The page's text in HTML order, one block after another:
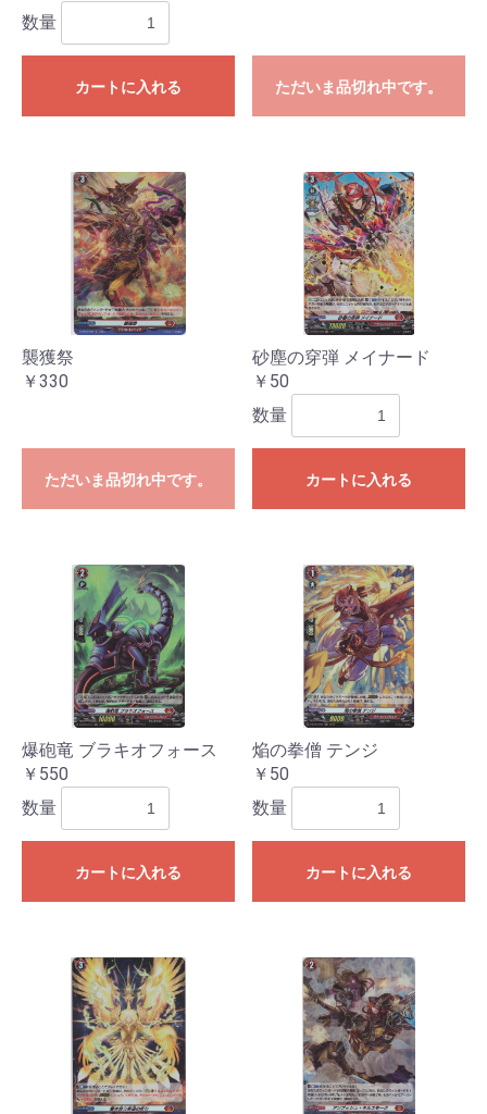
数量
カートに入れる ただいま品切れ中です。
襲獲祭
￥330
ただいま品切れ中です。
砂塵の穿弾 メイナード
￥50
数量
カートに入れる
爆砲竜 ブラキオフォース
￥550
数量
カートに入れる
焔の拳僧 テンジ
￥50
数量
カートに入れる